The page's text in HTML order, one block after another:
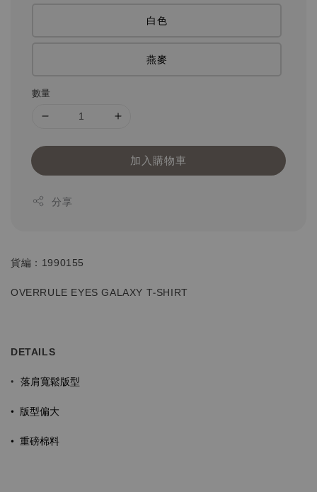
白色
燕麥
數量
加入購物車
分享
貨編：1990155
OVERRULE EYES GALAXY T-SHIRT
DETAILS
• 落肩寬鬆版型
• 版型偏大
• 重磅棉料